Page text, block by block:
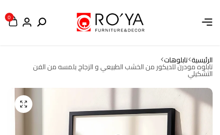
0
الرئيسية تابلوهات
تابلوه مودرن للديكور من الخشب الطبيعي و الزجاج بلمسه من الفن
التشكيلي